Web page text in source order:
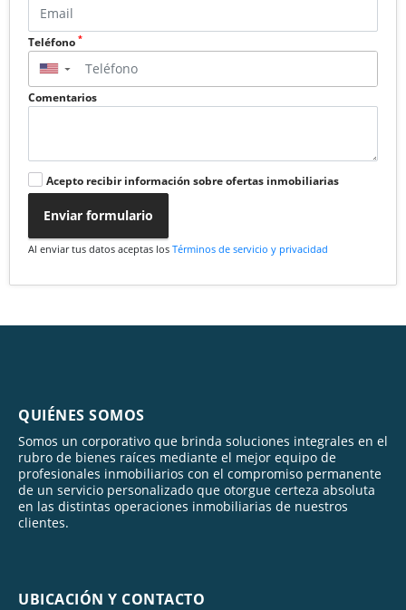
Teléfono *
▼
Comentarios
Acepto recibir información sobre ofertas inmobiliarias
Enviar formulario
Al enviar tus datos aceptas los Términos de servicio y privacidad
QUIÉNES SOMOS
Somos un corporativo que brinda soluciones integrales en el
rubro de bienes raíces mediante el mejor equipo de
profesionales inmobiliarios con el compromiso permanente
de un servicio personalizado que otorgue certeza absoluta
en las distintas operaciones inmobiliarias de nuestros
clientes.
UBICACIÓN Y CONTACTO